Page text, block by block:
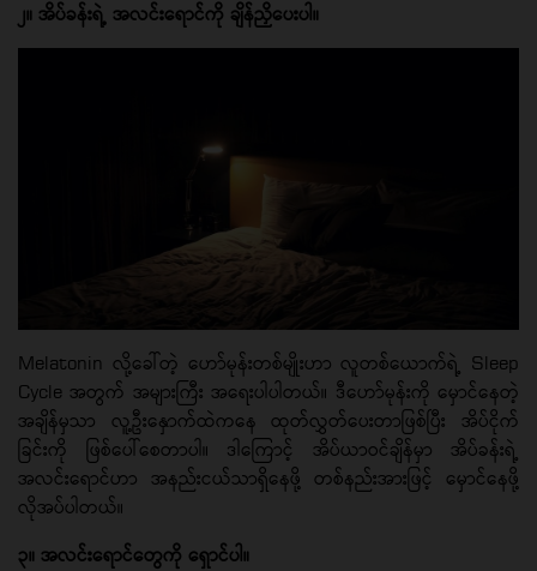
၂။ အိပ်ခန်းရဲ့ အလင်းရောင်ကို ချိန်ညှိပေးပါ။
Melatonin လို့ခေါ်တဲ့ ဟော်မုန်းတစ်မျိုးဟာ လူတစ်ယောက်ရဲ့ Sleep
Cycle အတွက် အများကြီး အရေးပါပါတယ်။ ဒီဟော်မုန်းကို မှောင်နေတဲ့
အချိန်မှသာ လူ့ဦးနှောက်ထဲကနေ ထုတ်လွှတ်ပေးတာဖြစ်ပြီး အိပ်ငိုက်
ခြင်းကို ဖြစ်ပေါ်စေတာပါ။ ဒါကြောင့် အိပ်ယာဝင်ချိန်မှာ အိပ်ခန်းရဲ့
အလင်းရောင်ဟာ အနည်းငယ်သာရှိနေဖို့ တစ်နည်းအားဖြင့် မှောင်နေဖို့
လိုအပ်ပါတယ်။
၃။ အလင်းရောင်တွေကို ရှောင်ပါ။